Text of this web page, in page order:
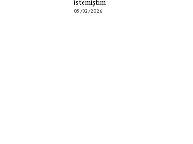
istemiştim
05/02/2026